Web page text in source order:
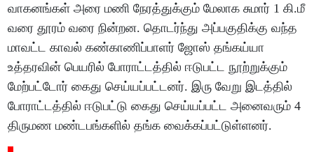
வாகனங்கள் அரை மணி நேரத்துக்கும் மேலாக சுமார் 1 கி.மீ
வரை தூரம் வரை நின்றன. தொடர்ந்து அப்பகுதிக்கு வந்த
மாவட்ட காவல் கண்காணிப்பாளர் ஜோஸ் தங்கய்யா
உத்தரவின் பெயரில் போராட்டத்தில் ஈடுபட்ட நூற்றுக்கும்
மேற்பட்டோர் கைது செய்யப்பட்டனர். இரு வேறு இடத்தில்
போராட்டத்தில் ஈடுபட்டு கைது செய்யப்பட்ட அனைவரும் 4
திருமண மண்டபங்களில் தங்க வைக்கப்பட்டுள்ளனர்.